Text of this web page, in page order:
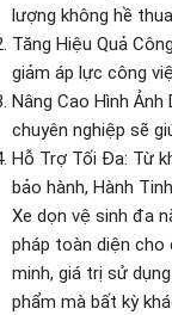
lượng không hề
Tăng Hiệu Quả
giảm áp lực công
Nâng Cao Hình
chuyên nghiệp sẽ
Hỗ Trợ Tối Đa: Từ
bảo hành, Hành
Xe dọn vệ sinh đa
pháp toàn diện
minh, giá trị sử
phẩm mà bất kỳ